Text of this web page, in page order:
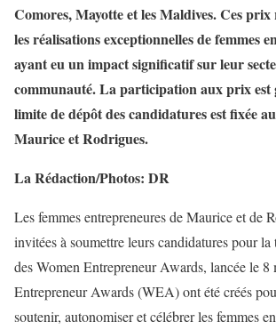
Comores, Mayotte et les Maldives.Ces prix
les réalisations exceptionnelles de femmes
ayant eu un impact significatif sur leur
communauté.La participation aux prix est
limite de dépôt des candidatures est fixée
Maurice et Rodrigues.
La Rédaction/Photos: DR
Les femmes entrepreneures de Maurice et de
invitées à soumettre leurs candidatures pour
des Women Entrepreneur Awards, lancée le 8
Entrepreneur Awards (WEA) ont été créés
soutenir, autonomiser et célébrer les femmes